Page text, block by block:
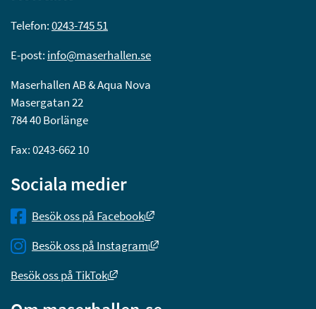
Telefon: 0243-745 51
E-post: info@maserhallen.se
Maserhallen AB & Aqua Nova
Masergatan 22
784 40 Borlänge
Fax: 0243-662 10
Sociala medier
Besök oss på Facebook
Länk till annan webbplats,
Besök oss på Instagram
Länk till annan webbplats,
Besök oss på TikTok
Länk till annan webbplats, öppnas i nytt